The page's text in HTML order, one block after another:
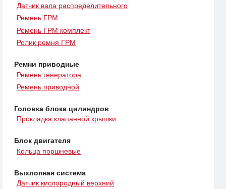
Датчик вала распределительного
Ремень ГРМ
Ремень ГРМ комплект
Ролик ремня ГРМ
Ремни приводные
Ремень генератора
Ремень приводной
Головка блока цилиндров
Прокладка клапанной крышки
Блок двигателя
Кольца поршневые
Выхлопная система
Датчик кислородный верхний